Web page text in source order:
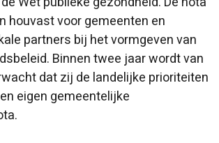
houvast voor gemeenten en
partners bij het vormgeven van
Binnen twee jaar wordt van
dat zij de landelijke prioriteiten
eigen gemeentelijke